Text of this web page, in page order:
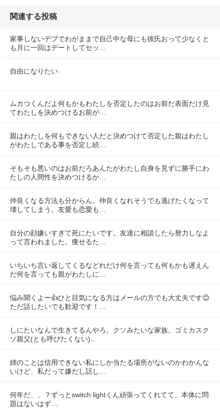
関連する投稿
家事しないデブでわがままで自己中な母にも彼氏おって少なくと
も月に一回はデートしてセッ…
自由になりたい
ムカつくんだよ何もかもわたしを否定したのはお前だ表面だけ見
てわたしを決めつけるお前が…
親はわたしを何もできない人だと決めつけて否定した親はわたし
がわたしである事を否定し続…
そもそも悪いのはお前だろあんたがわたし自身を見ずに勝手にわ
たしの人間性を決めつけるか…
仲良くなる方法も分からん。仲良くなれそうでも逃げたくなって
壊してしまう。友愛も恋愛も…
自分の顔嫌いすぎて死にたいです。友達に相談したら努力しなよ
って言われました。痩せるた…
いちいち言い返してくるなどれだけ何を言っても何もかも遅えん
だ何を言っても親がわたしに…
悩み聞くよー👍ひと目気になる方はメールの方でも大丈夫です😊
ただ話したいでも歓迎です！…
しにたいなんで生きてるんやろ。クソみたいな家族。ゴミカスク
ソ親父(とも呼びたくない)…
姉のことは信用できない私にしか当たる場所がないのかわかんな
いけど、私だって嫌だし話し…
何年だ、、？ずっとswitch lightくん頑張ってくれてて、本体に問
題はないはず…